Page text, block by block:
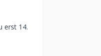
erst 14.